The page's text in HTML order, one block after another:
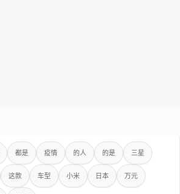
都是 疫情 的人 的是 三星
这款 车型 小米 日本 万元